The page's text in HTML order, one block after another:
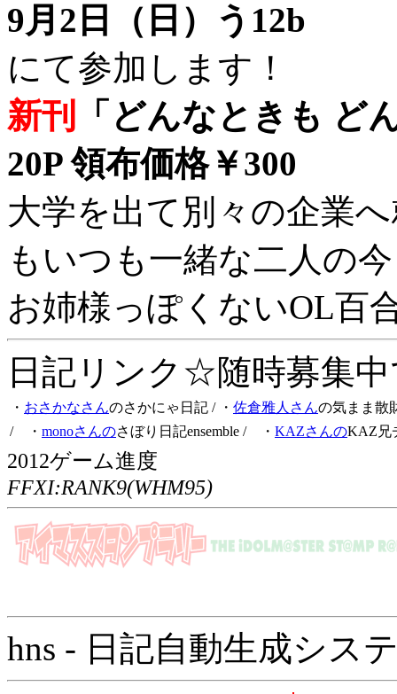
9月2日（日）う12b
にて参加します！
新刊
「どんなときも ど
20P 領布価格￥300
大学を出て別々の企業
もいつも一緒な二人の
お姉様っぽくないOL百
日記リンク☆随時募集
・ おさかなさんのさかにゃ日記 / ・ 佐倉雅人さんの気まま散
/ ・ monoさんのさぼり日記ensemble / ・ KAZさんのKAZ兄
2012ゲーム進度
FFXI:RANK9(WHM95)
hns - 日記自動生成シス